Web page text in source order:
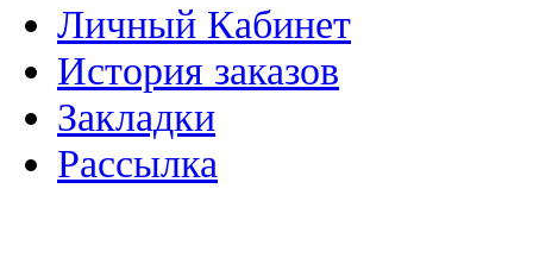
Личный Кабинет
История заказов
Закладки
Рассылка